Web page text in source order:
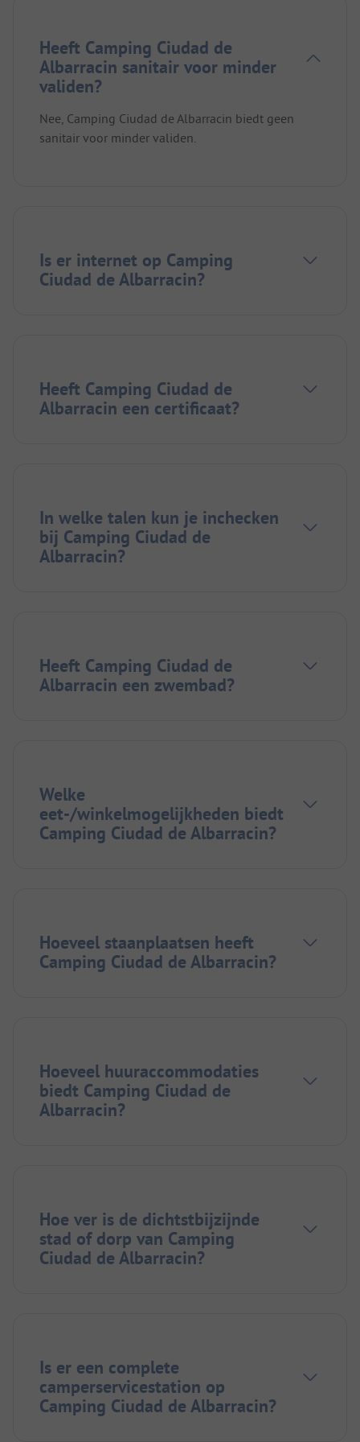
Heeft Camping Ciudad de
Albarracin sanitair voor minder
validen?
Nee, Camping Ciudad de Albarracin biedt geen
sanitair voor minder validen.
Is er internet op Camping
Ciudad de Albarracin?
Heeft Camping Ciudad de
Albarracin een certificaat?
In welke talen kun je inchecken
bij Camping Ciudad de
Albarracin?
Heeft Camping Ciudad de
Albarracin een zwembad?
Welke
eet-/winkelmogelijkheden biedt
Camping Ciudad de Albarracin?
Hoeveel staanplaatsen heeft
Camping Ciudad de Albarracin?
Hoeveel huuraccommodaties
biedt Camping Ciudad de
Albarracin?
Hoe ver is de dichtstbijzijnde
stad of dorp van Camping
Ciudad de Albarracin?
Is er een complete
camperservicestation op
Camping Ciudad de Albarracin?